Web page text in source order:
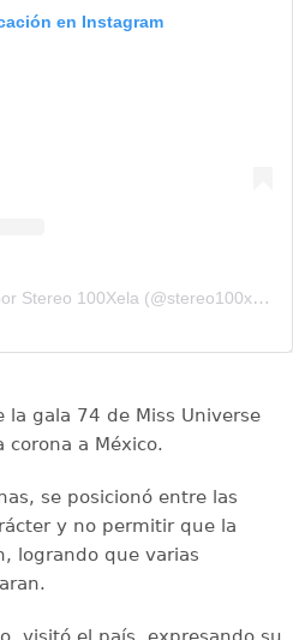
en Instagram
Una publicación compartida por Stereo 100Xela (@stereo100xela)
la gala 74 de Miss Universe
a México.
se posicionó entre las
y no permitir que la
logrando que varias